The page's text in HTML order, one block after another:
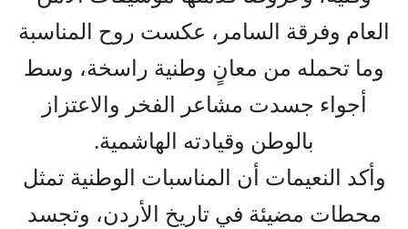
العام وفرقة السامر، عكست روح المناسبة
وما تحمله من معانٍ وطنية راسخة، وسط
أجواء جسدت مشاعر الفخر والاعتزاز
بالوطن وقيادته الهاشمية.
وأكد النعيمات أن المناسبات الوطنية تمثل
محطات مضيئة في تاريخ الأردن، وتجسد